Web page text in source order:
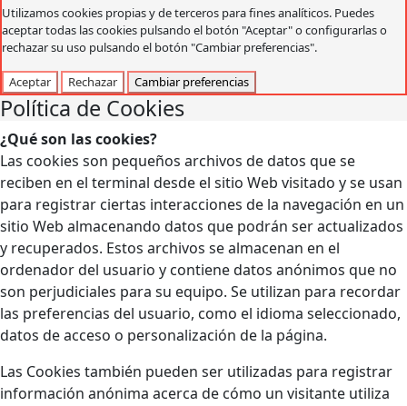
Utilizamos cookies propias y de terceros para fines analíticos. Puedes
aceptar todas las cookies pulsando el botón "Aceptar" o configurarlas o
rechazar su uso pulsando el botón "Cambiar preferencias".
Aceptar Rechazar Cambiar preferencias
Política de Cookies
¿Qué son las cookies?
Las cookies son pequeños archivos de datos que se
reciben en el terminal desde el sitio Web visitado y se usan
para registrar ciertas interacciones de la navegación en un
sitio Web almacenando datos que podrán ser actualizados
y recuperados. Estos archivos se almacenan en el
ordenador del usuario y contiene datos anónimos que no
son perjudiciales para su equipo. Se utilizan para recordar
las preferencias del usuario, como el idioma seleccionado,
datos de acceso o personalización de la página.
Las Cookies también pueden ser utilizadas para registrar
información anónima acerca de cómo un visitante utiliza